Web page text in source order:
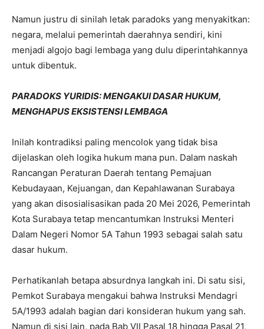
Namun justru di sinilah letak paradoks yang menyakitkan:
negara, melalui pemerintah daerahnya sendiri, kini
menjadi algojo bagi lembaga yang dulu diperintahkannya
untuk dibentuk.
PARADOKS YURIDIS: MENGAKUI DASAR HUKUM,
MENGHAPUS EKSISTENSI LEMBAGA
Inilah kontradiksi paling mencolok yang tidak bisa
dijelaskan oleh logika hukum mana pun. Dalam naskah
Rancangan Peraturan Daerah tentang Pemajuan
Kebudayaan, Kejuangan, dan Kepahlawanan Surabaya
yang akan disosialisasikan pada 20 Mei 2026, Pemerintah
Kota Surabaya tetap mencantumkan Instruksi Menteri
Dalam Negeri Nomor 5A Tahun 1993 sebagai salah satu
dasar hukum.
Perhatikanlah betapa absurdnya langkah ini. Di satu sisi,
Pemkot Surabaya mengakui bahwa Instruksi Mendagri
5A/1993 adalah bagian dari konsideran hukum yang sah.
Namun di sisi lain, pada Bab VII Pasal 18 hingga Pasal 21,